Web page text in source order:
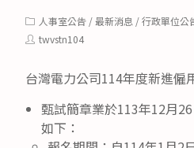
Post
category:
人事室公告 /最新消息 /行政單位公
Posttwvstn104
台灣電力公司114年度新進僱
甄試簡章業於113年12月
如下：